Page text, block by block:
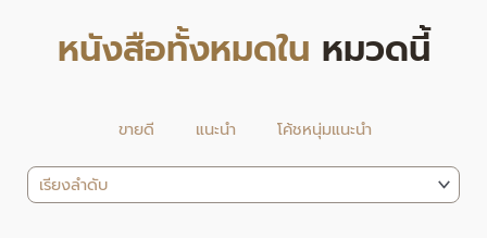
หนังสือทั้งหมดใน หมวดนี้
ขายดี แนะนำ โค้ชหนุ่มแนะนำ